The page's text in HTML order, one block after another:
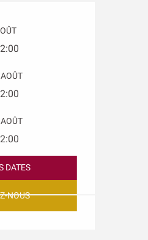
AOÛT
AOÛT
DATES
NOUS